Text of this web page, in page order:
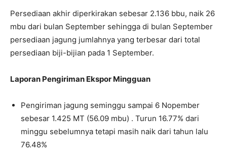
Persediaan akhir diperkirakan sebesar 2.136 bbu, naik 26
mbu dari bulan September sehingga di bulan September
persediaan jagung jumlahnya yang terbesar dari total
persediaan biji-bijian pada 1 September.
Laporan Pengiriman Ekspor Mingguan
Pengiriman jagung seminggu sampai 6 Nopember
sebesar 1.425 MT (56.09 mbu) . Turun 16.77% dari
minggu sebelumnya tetapi masih naik dari tahun lalu
76.48%